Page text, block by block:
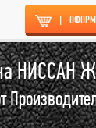
|
НИССАН